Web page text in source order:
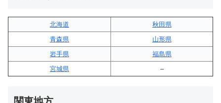
北海道
秋田県
青森県
山形県
岩手県
福島県
宮城県
–